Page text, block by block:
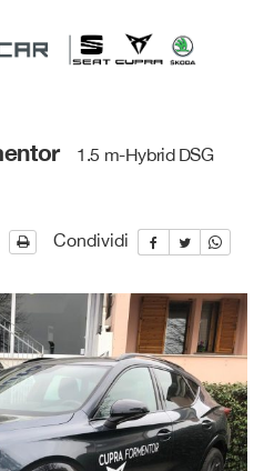
1.5 m-Hybrid DSG
Condividi